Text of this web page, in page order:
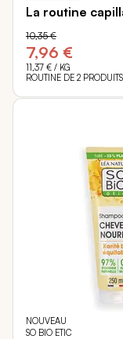
La routine
7,96 €
10,35 €
11,37 € / KG
ROUTINE DE 2 PRODUITS
NOUVEAU
SO BIO ETIC